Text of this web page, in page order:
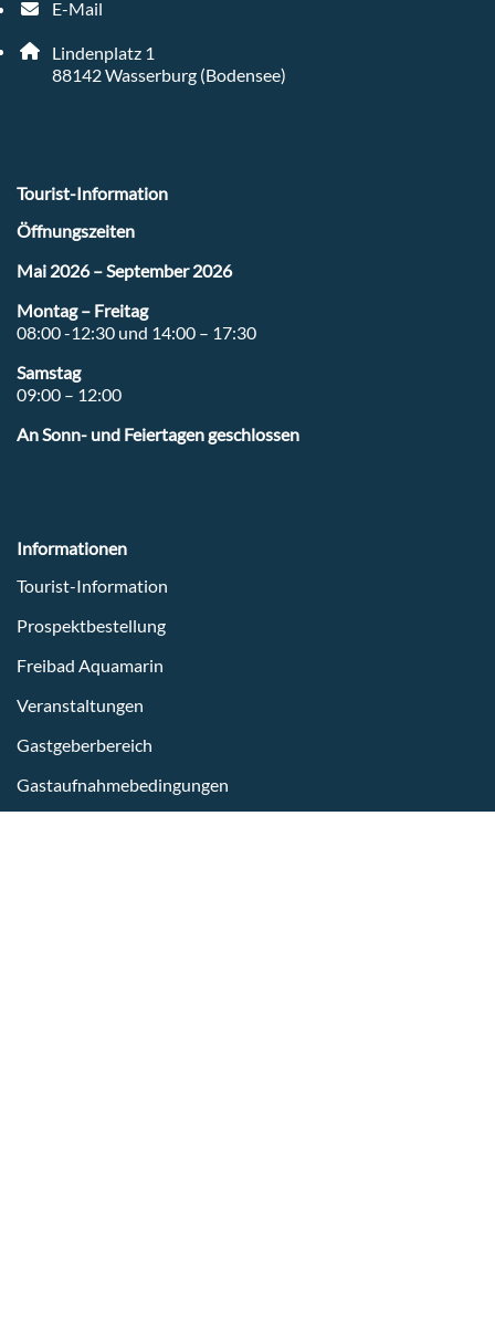
E-Mail
E-Mail Adresse: tourist-info@wasserburg-bodensee.de
Adresse:
Lindenplatz 1
88142, 8 8 1 4 2
Wasserburg (Bodensee)
Tourist-Information
Öffnungszeiten
Mai 2026 – September 2026
Montag – Freitag
08:00 -12:30 und 14:00 – 17:30
Samstag
09:00 – 12:00
An Sonn- und Feiertagen geschlossen
Informationen
Tourist-Information
Prospektbestellung
Freibad Aquamarin
Veranstaltungen
Gastgeberbereich
Gastaufnahmebedingungen